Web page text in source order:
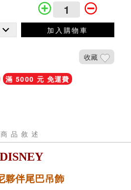
加入購物車
收藏
滿 5000 元 免運費
商品敘述